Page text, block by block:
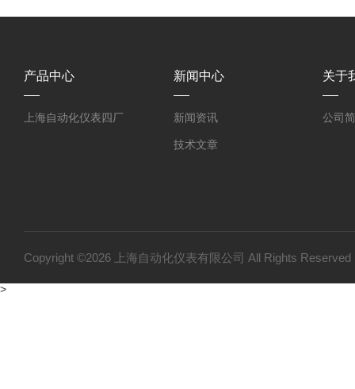
产品中心
上海自动化仪表四厂
新闻中心
新闻资讯
技术文章
关于
公司
Copyright ©2026 上海自动化仪表有限公司 All Rights
>